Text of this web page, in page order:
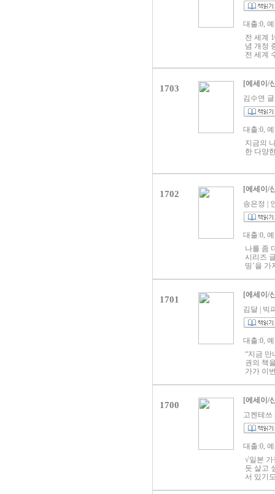
어둔 마
있는 마
내용으
구와의
긴 모든
아 고백
중한 한
하는 나
대출:0,
전 세계
념 개정
전 세계
은 책“,
사랑에
응원을
깊어진
름답고
는 이에
1703
[에세이/
김수연
대출:0,
지금의
한 다양
1702
[에세이/
송은정 |
대출:0,
나를 좀
시리즈
띵’을
기, 자신
좋아서
야기들
이프를
내고 싶
에도 기
일하는
었던 송
에세이
작조차
시마다
을 낱낱
귀여움
프가 내
르게 존
구할 수
내뿜는
손으로
름과 특
고 그 이
다. 늘
께 살아
1701
[에세이/
김달 | 빅
대출:0,
“지금 만
권의 책
가가 이
만남과
로 그 문
해결할
1700
[에세이/
고켄테쓰
대출:0,
√일본 가
듯 살고
서 있기